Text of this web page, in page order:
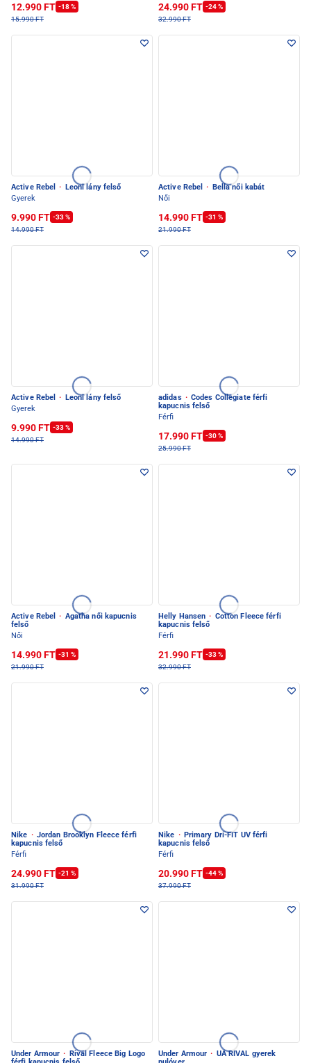
12.990 FT -18 %
15.990 FT
24.990 FT -24 %
32.990 FT
Active Rebel ·
Leoni lány felső
Gyerek
9.990 FT -33 %
14.990 FT
Active Rebel ·
Bella női kabát
Női
14.990 FT -31 %
21.990 FT
Active Rebel ·
Leoni lány felső
Gyerek
9.990 FT -33 %
14.990 FT
adidas · Codes Collegiate férfi
kapucnis felső
Férfi
17.990 FT -30 %
25.990 FT
Active Rebel · Agatha női kapucnis
felső
Női
14.990 FT -31 %
21.990 FT
Helly Hansen · Cotton Fleece férfi
kapucnis felső
Férfi
21.990 FT -33 %
32.990 FT
Nike · Jordan Brooklyn Fleece férfi
kapucnis felső
Férfi
24.990 FT -21 %
31.990 FT
Nike · Primary Dri-FIT UV férfi
kapucnis felső
Férfi
20.990 FT -44 %
37.990 FT
Under Armour ·
Rival Fleece Big Logo
Under Armour · UA RIVAL gyerek